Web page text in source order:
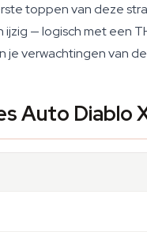
toppen van deze
— logisch met een
je verwachtingen van
Auto Diablo